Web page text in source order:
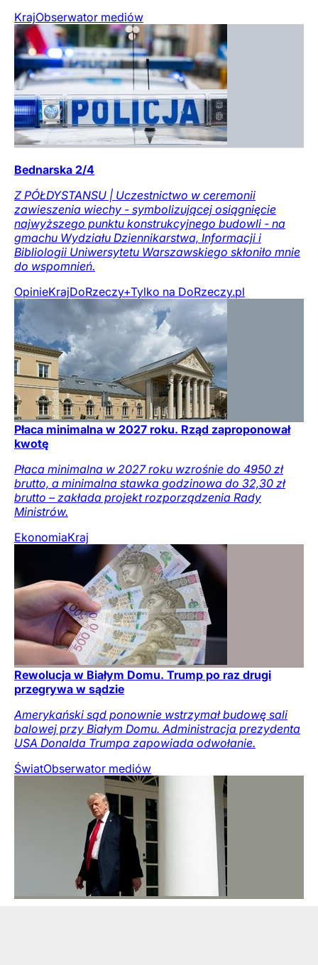
KrajObserwator mediów
Bednarska 2/4
Z PÓŁDYSTANSU | Uczestnictwo w ceremonii
zawieszenia wiechy - symbolizującej osiągnięcie
najwyższego punktu konstrukcyjnego budowli - na
gmachu Wydziału Dziennikarstwa, Informacji i
Bibliologii Uniwersytetu Warszawskiego skłoniło mnie
do wspomnień.
OpinieKrajDoRzeczy+Tylko na DoRzeczy.pl
Płaca minimalna w 2027 roku. Rząd zaproponował
kwotę
Płaca minimalna w 2027 roku wzrośnie do 4950 zł
brutto, a minimalna stawka godzinowa do 32,30 zł
brutto – zakłada projekt rozporządzenia Rady
Ministrów.
EkonomiaKraj
Rewolucja w Białym Domu. Trump po raz drugi
przegrywa w sądzie
Amerykański sąd ponownie wstrzymał budowę sali
balowej przy Białym Domu. Administracja prezydenta
USA Donalda Trumpa zapowiada odwołanie.
ŚwiatObserwator mediów